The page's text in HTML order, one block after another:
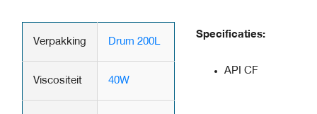
Verpakking Drum 200L
Viscositeit 40W
Specificaties:
API CF